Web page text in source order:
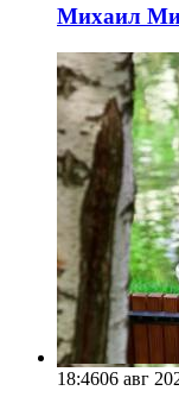
Михаил
18:4606 авг